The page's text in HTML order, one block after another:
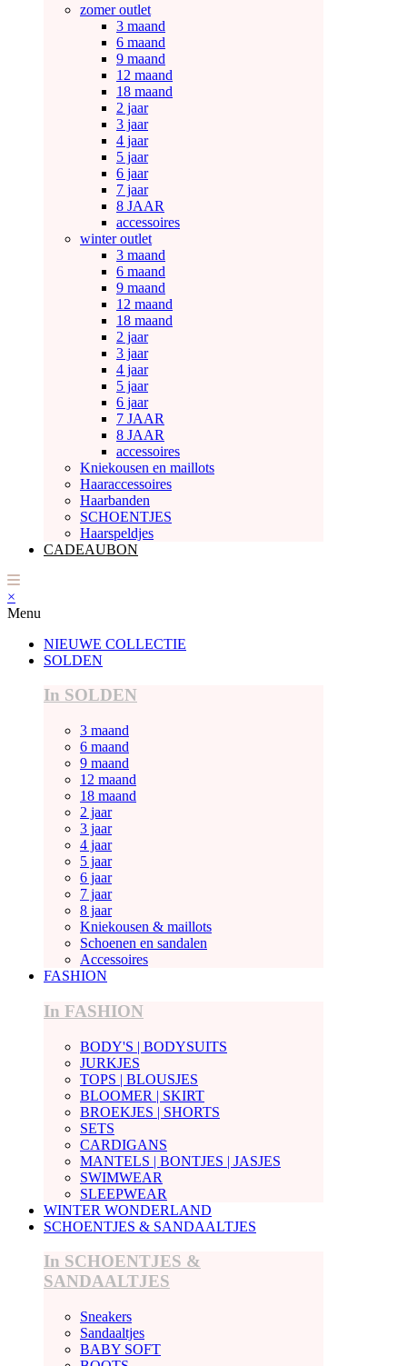
zomer outlet
3 maand
6 maand
9 maand
12 maand
18 maand
2 jaar
3 jaar
4 jaar
5 jaar
6 jaar
7 jaar
8 JAAR
accessoires
winter outlet
3 maand
6 maand
9 maand
12 maand
18 maand
2 jaar
3 jaar
4 jaar
5 jaar
6 jaar
7 JAAR
8 JAAR
accessoires
Kniekousen en maillots
Haaraccessoires
Haarbanden
SCHOENTJES
Haarspeldjes
CADEAUBON
×
Menu
NIEUWE COLLECTIE
SOLDEN
In SOLDEN
3 maand
6 maand
9 maand
12 maand
18 maand
2 jaar
3 jaar
4 jaar
5 jaar
6 jaar
7 jaar
8 jaar
Kniekousen & maillots
Schoenen en sandalen
Accessoires
FASHION
In FASHION
BODY'S | BODYSUITS
JURKJES
TOPS | BLOUSJES
BLOOMER | SKIRT
BROEKJES | SHORTS
SETS
CARDIGANS
MANTELS | BONTJES | JASJES
SWIMWEAR
SLEEPWEAR
WINTER WONDERLAND
SCHOENTJES & SANDAALTJES
In SCHOENTJES &
SANDAALTJES
Sneakers
Sandaaltjes
BABY SOFT